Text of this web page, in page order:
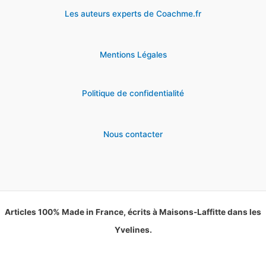
Les auteurs experts de Coachme.fr
Mentions Légales
Politique de confidentialité
Nous contacter
Articles 100% Made in France, écrits à Maisons-Laffitte dans les
Yvelines.